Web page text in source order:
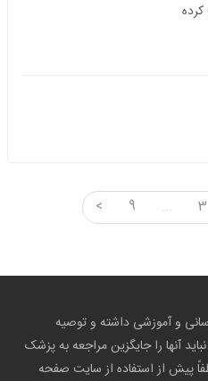
3
...
9
<
و آموزشی داشته و توصیه
آنها را جایگزین مراجعه به پزشک
از استفاده از سایت صفحه